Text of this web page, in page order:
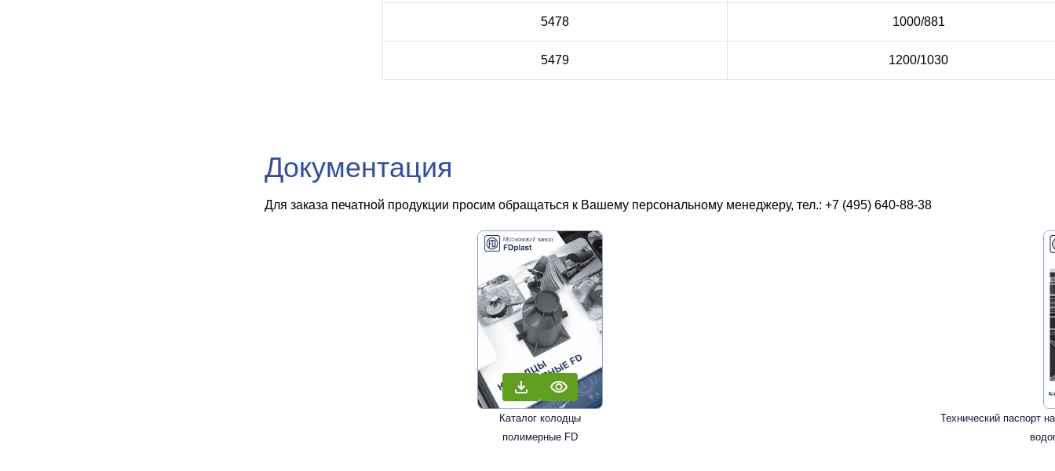
5478 1000/881
5479 1200/1030
Документация
Для заказа печатной продукции просим обращаться к Вашему персональному менеджеру, тел.: +7 (495) 640-88-38
Каталог колодцы
полимерные FD
Технический паспорт